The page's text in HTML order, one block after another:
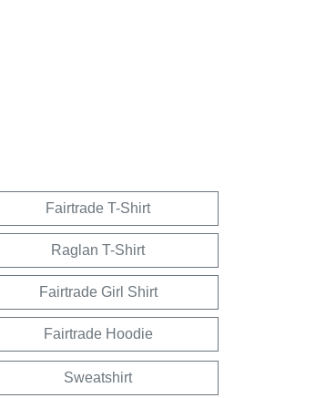
Fairtrade T-Shirt
Raglan T-Shirt
Fairtrade Girl Shirt
Fairtrade Hoodie
Sweatshirt